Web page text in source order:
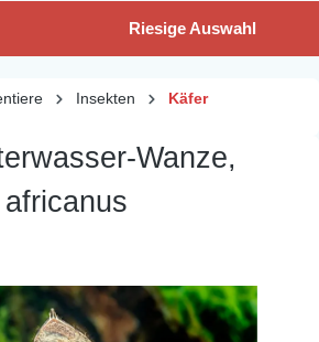
Riesige Auswahl
Insekten Käfer
Wanze,